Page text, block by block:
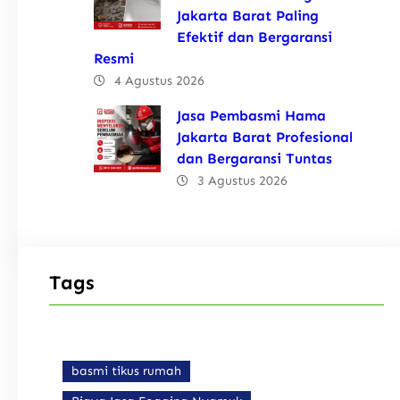
Jakarta Barat Paling
Efektif dan Bergaransi
Resmi
4 Agustus 2026
Jasa Pembasmi Hama
Jakarta Barat Profesional
dan Bergaransi Tuntas
3 Agustus 2026
Tags
basmi tikus rumah